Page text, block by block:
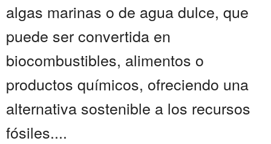
algas marinas o de agua dulce, que
puede ser convertida en
biocombustibles, alimentos o
productos químicos, ofreciendo una
alternativa sostenible a los recursos
fósiles....